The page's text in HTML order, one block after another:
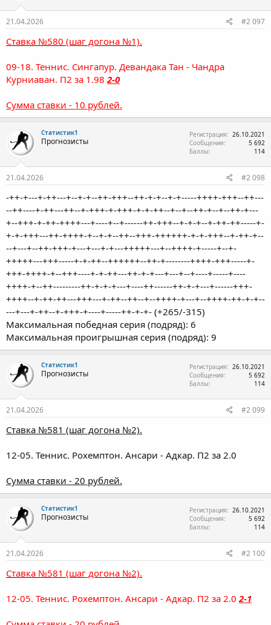
21.04.2026 #2 097
Ставка №580 (шаг догона №1).
09-18. Теннис. Сингапур. Девандака Тан - Чандра
Курниаван. П2 за 1.982-0
Сумма ставки - 10 рублей.
Статистик1
Прогнозисты
Регистрация
26.10.2021
Сообщения
5 692
Баллы
114
21.04.2026 #2 098
-++-+---+-++---+--+-+--++-+++--++-+-+--+-+-----++++-+++--++---
--++----+-++---++--+-+++-+-+++-+-+-++--+--+--++-+--+--++-+---
+--+++-+-++-++++---+----+--+------++-+++--+-+-+--+-++-++-----+-
+-+-+++---++-++++-+--+-+--++--+++-++++++-+-+-+++--+-++-+--
--+---+--++-+++-+---+---+-+---+++++---+--++++-+-----+--+-
+++++---+++-----+-+-++--++++++--++-+--------++++-+++-----+-
+++-++++-+--+++----+-+-++---++-+-+---+---+--+----+-----+----
++++-+--++---------++-+-+-+---+----++------++-+-+---+------+++-
++++--+-++-++---+++---+-++--++--+--++++-+---+--++++-++-+-+--
---+---+-++--+-+++-+----+-----++-+-+- (+265/-315)
Максимальная победная серия (подряд): 6
Максимальная проигрышная серия (подряд): 9
Статистик1
Прогнозисты
Регистрация
26.10.2021
Сообщения
5 692
Баллы
114
21.04.2026 #2 099
Ставка №581 (шаг догона №2).
12-05. Теннис. Рохемптон. Ансари - Адкар. П2 за 2.0
Сумма ставки - 20 рублей.
Статистик1
Прогнозисты
Регистрация
26.10.2021
Сообщения
5 692
Баллы
114
21.04.2026 #2 100
Ставка №581 (шаг догона №2).
12-05. Теннис. Рохемптон. Ансари - Адкар. П2 за 2.02-1